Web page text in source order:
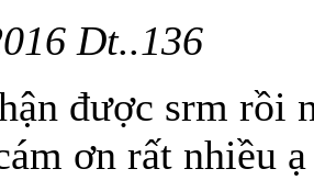
Dt..136
được srm rồi
ơn rất nhiều ạ